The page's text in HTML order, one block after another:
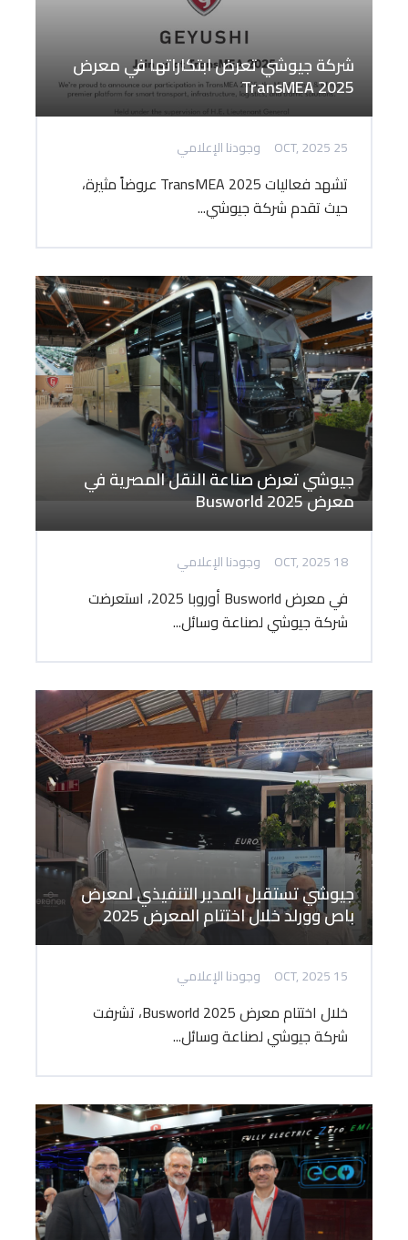
شركة جيوشي تعرض ابتكاراتها في معرض
TransMEA 2025
25 OCT, 2025 وجودنا الإعلامي
تشهد فعاليات TransMEA 2025 عروضاً مثيرة،
حيث تقدم شركة جيوشي...
جيوشي تعرض صناعة النقل المصرية في
معرض Busworld 2025
18 OCT, 2025 وجودنا الإعلامي
في معرض Busworld أوروبا 2025، استعرضت
شركة جيوشي لصناعة وسائل...
جيوشي تستقبل المدير التنفيذي لمعرض
باص وورلد خلال اختتام المعرض 2025
15 OCT, 2025 وجودنا الإعلامي
خلال اختتام معرض Busworld 2025، تشرفت
شركة جيوشي لصناعة وسائل...